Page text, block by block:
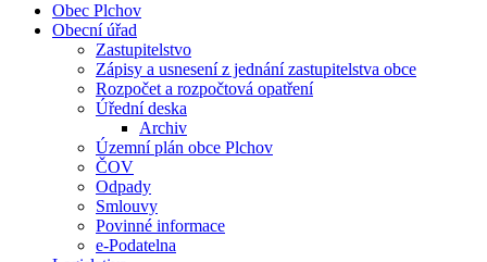
Obec Plchov
Obecní úřad
Zastupitelstvo
Zápisy a usnesení z jednání zastupitelstva obce
Rozpočet a rozpočtová opatření
Úřední deska
Archiv
Územní plán obce Plchov
ČOV
Odpady
Smlouvy
Povinné informace
e-Podatelna